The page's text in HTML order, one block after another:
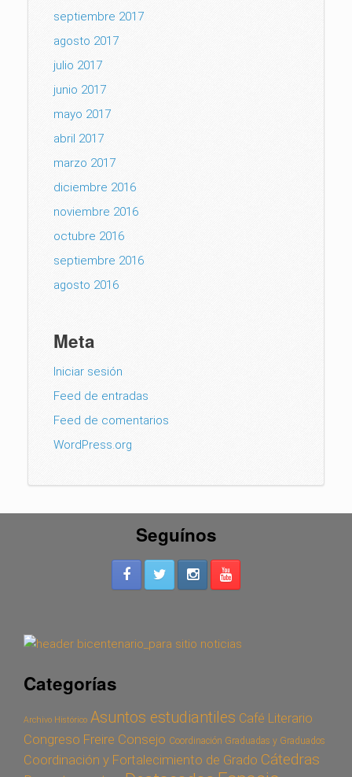
septiembre 2017
agosto 2017
julio 2017
junio 2017
mayo 2017
abril 2017
marzo 2017
diciembre 2016
noviembre 2016
octubre 2016
septiembre 2016
agosto 2016
Meta
Iniciar sesión
Feed de entradas
Feed de comentarios
WordPress.org
Seguínos
Categorías
Archivo Histórico Asuntos estudiantiles Café Literario
Congreso Freire Consejo Coordinación Graduadas y Graduados
Coordinación y Fortalecimiento de Grado Cátedras